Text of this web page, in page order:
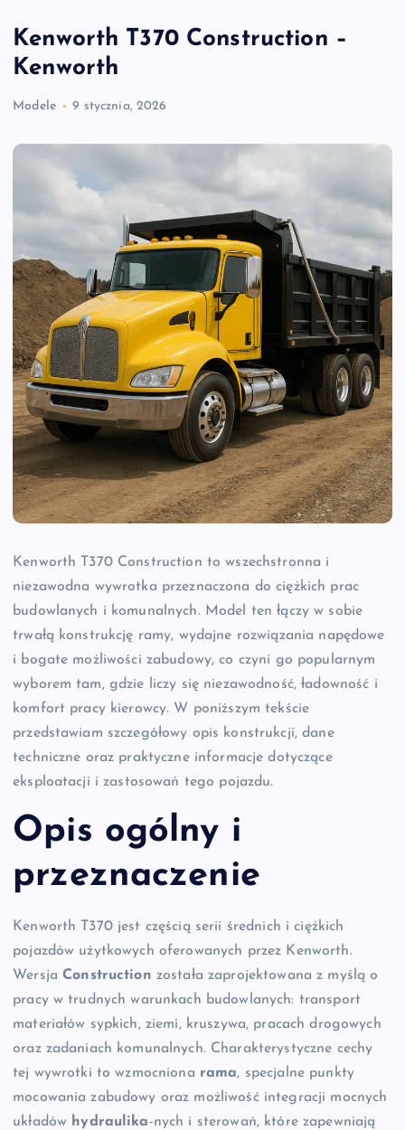
Kenworth T370 Construction –
Kenworth
Modele 9 stycznia, 2026
Kenworth T370 Construction to wszechstronna i
niezawodna wywrotka przeznaczona do ciężkich prac
budowlanych i komunalnych. Model ten łączy w sobie
trwałą konstrukcję ramy, wydajne rozwiązania napędowe
i bogate możliwości zabudowy, co czyni go popularnym
wyborem tam, gdzie liczy się niezawodność, ładowność i
komfort pracy kierowcy. W poniższym tekście
przedstawiam szczegółowy opis konstrukcji, dane
techniczne oraz praktyczne informacje dotyczące
eksploatacji i zastosowań tego pojazdu.
Opis ogólny i
przeznaczenie
Kenworth T370 jest częścią serii średnich i ciężkich
pojazdów użytkowych oferowanych przez Kenworth.
WersjaConstruction została zaprojektowana z myślą o
pracy w trudnych warunkach budowlanych: transport
materiałów sypkich, ziemi, kruszywa, pracach drogowych
oraz zadaniach komunalnych. Charakterystyczne cechy
tej wywrotki to wzmocniona rama, specjalne punkty
mocowania zabudowy oraz możliwość integracji mocnych
układów hydraulika-nych i sterowań, które zapewniają